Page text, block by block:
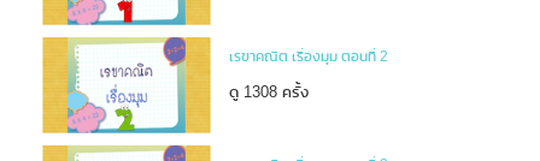
เรขาคณิต เรื่องมุม ตอนที่ 2
ดู 1308 ครั้ง